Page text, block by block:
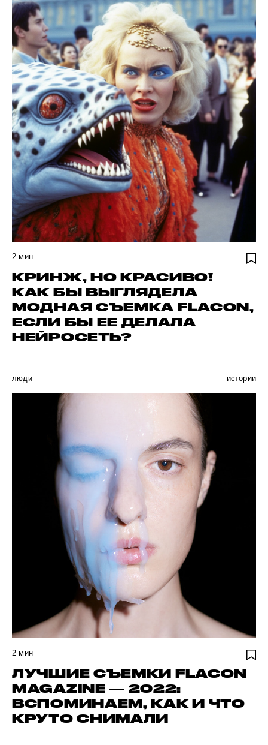
2 мин
КРИНЖ, НО КРАСИВО!
КАК БЫ ВЫГЛЯДЕЛА
МОДНАЯ СЪЕМКА FLACON,
ЕСЛИ БЫ ЕЕ ДЕЛАЛА
НЕЙРОСЕТЬ?
люди истории
2 мин
ЛУЧШИЕ СЪЕМКИ FLACON
MAGAZINE — 2022:
ВСПОМИНАЕМ, КАК И ЧТО
КРУТО СНИМАЛИ